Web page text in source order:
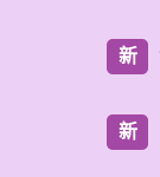
新
新